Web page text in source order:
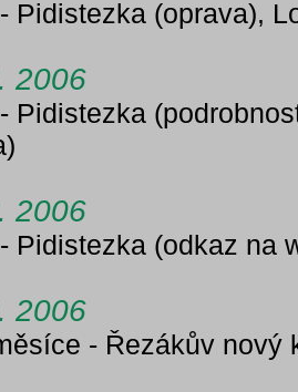
Pidistezka (oprava),
2006
Pidistezka
2006
Pidistezka (odkaz na
2006
- Řezákův nový